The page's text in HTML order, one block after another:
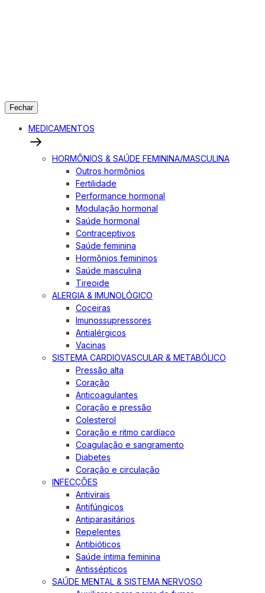
Fechar
MEDICAMENTOS
HORMÔNIOS & SAÚDE FEMININA/MASCULINA
Outros hormônios
Fertilidade
Performance hormonal
Modulação hormonal
Saúde hormonal
Contraceptivos
Saúde feminina
Hormônios femininos
Saúde masculina
Tireoide
ALERGIA & IMUNOLÓGICO
Coceiras
Imunossupressores
Antialérgicos
Vacinas
SISTEMA CARDIOVASCULAR & METABÓLICO
Pressão alta
Coração
Anticoagulantes
Coração e pressão
Colesterol
Coração e ritmo cardíaco
Coagulação e sangramento
Diabetes
Coração e circulação
INFECÇÕES
Antivirais
Antifúngicos
Antiparasitários
Repelentes
Antibióticos
Saúde íntima feminina
Antissépticos
SAÚDE MENTAL & SISTEMA NERVOSO